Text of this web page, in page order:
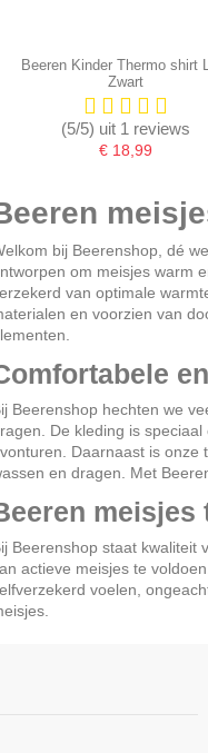
Beeren Kinder Thermo shirt
Zwart
(5/5) uit 1 reviews
€ 18,99
bij Beerenshop, dé
om meisjes warm
van optimale
en voorzien van
Beerenshop hechten we
De kleding is
Daarnaast is onze
en dragen. Met
Beerenshop staat kwaliteit
actieve meisjes te
voelen,